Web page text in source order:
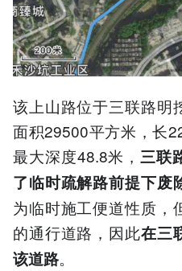
该上山路位于三联路明
面积29500平方米，长
最大深度48.8米， 三联
了临时疏解路前提下废
为临时施工便道性质，
的通行道路，因此在三
该道路。